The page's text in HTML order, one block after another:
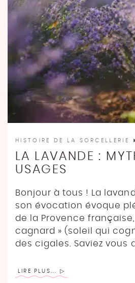
HISTOIRE DE LA SORCELLERIE
LA LAVANDE :
USAGES
Bonjour à tous ! La
son évocation évoque
de la Provence
cagnard » (soleil qui
des cigales. Saviez vous
LIRE PLUS...